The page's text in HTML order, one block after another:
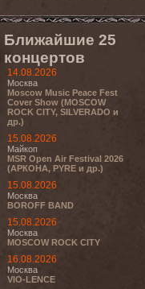
Ближайшие 25
концертов
14.08.2026
Москва
Moscow Music Peace Fest
Cover Show (MOSCOW
ROCK CITY, SILVERADO и
др.)
15.08.2026
Майкоп
MSR Open Air Festival 2026
(АРКОНА, PYRE и др.)
15.08.2026
Москва
BOROFF BAND
15.08.2026
Москва
MOSCOW ROCK CITY
16.08.2026
Москва
VIO-LENCE